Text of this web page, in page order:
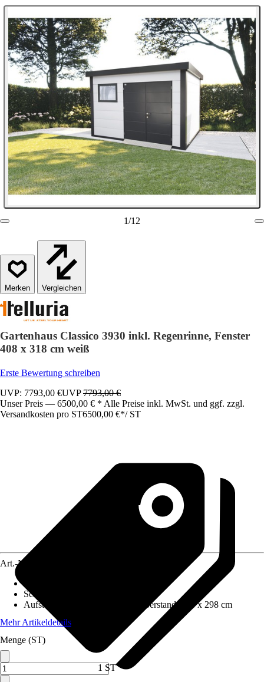
1/12
Vergleichen
Gartenhaus Classico 3930 inkl. Regenrinne, Fenster
408 x 318 cm weiß
Erste Bewertung schreiben
UVP: 7793,00 €UVP7793,00 €
Unser Preis — 6500,00 € * Alle Preise inkl. MwSt. und ggf. zzgl.
Versandkosten pro ST6500,00 €*/ ST
Art.-Nr.
Schneelast
Aufstellmaße B x T ohne Dachüberstand:
388 x 298 cm
Mehr Artikeldetails
Menge (ST)
1 ST